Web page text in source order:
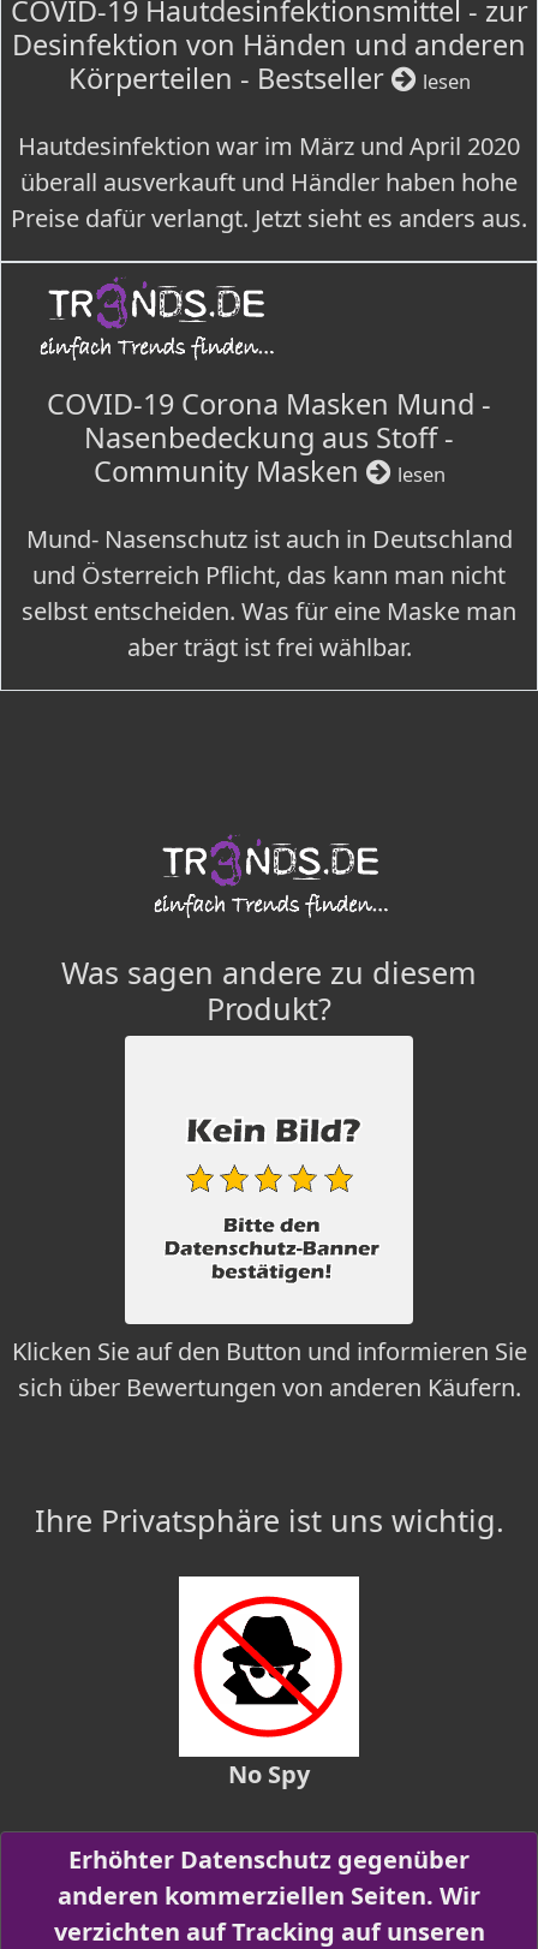
COVID-19 Hautdesinfektionsmittel - zur
Desinfektion von Händen und anderen
Körperteilen - Bestseller
lesen
Hautdesinfektion war im März und April 2020
überall ausverkauft und Händler haben hohe
Preise dafür verlangt. Jetzt sieht es anders aus.
COVID-19 Corona Masken Mund -
Nasenbedeckung aus Stoff -
Community Masken
lesen
Mund- Nasenschutz ist auch in Deutschland
und Österreich Pflicht, das kann man nicht
selbst entscheiden. Was für eine Maske man
aber trägt ist frei wählbar.
Was sagen andere zu diesem
Produkt?
Klicken Sie auf den Button und informieren Sie
sich über Bewertungen von anderen Käufern.
Ihre Privatsphäre ist uns wichtig.
No Spy
Erhöhter Datenschutz gegenüber
anderen kommerziellen Seiten. Wir
verzichten auf Tracking auf unseren